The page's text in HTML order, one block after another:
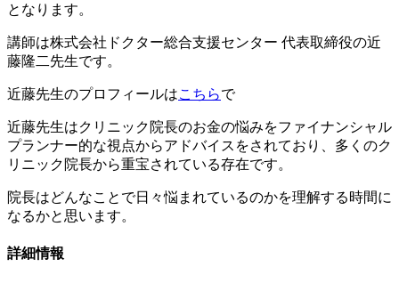
となります。
講師は株式会社ドクター総合支援センター 代表取締役の近
藤隆二先生です。
近藤先生のプロフィールはこちらで
近藤先生はクリニック院長のお金の悩みをファイナンシャル
プランナー的な視点からアドバイスをされており、多くのク
リニック院長から重宝されている存在です。
院長はどんなことで日々悩まれているのかを理解する時間に
なるかと思います。
詳細情報